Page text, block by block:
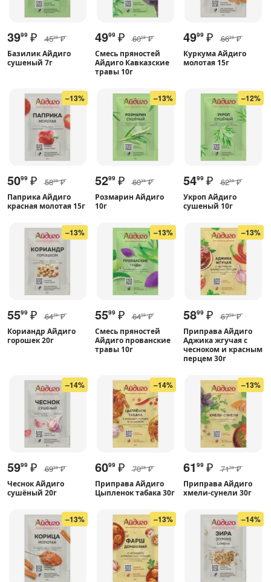
3999 ₽ 4599 ₽
Базилик Айдиго
сушеный 7г
4999 ₽ 6099 ₽
Смесь пряностей
Айдиго Кавказские
травы 10г
4999 ₽ 6699 ₽
Куркума Айдиго
молотая 15г
–13%
5099 ₽ 5899 ₽
Паприка Айдиго
красная молотая 15г
–13%
5299 ₽ 6099 ₽
Розмарин Айдиго
10г
–12%
5499 ₽ 6299 ₽
Укроп Айдиго
сушеный 10г
–13%
5599 ₽ 6499 ₽
Кориандр Айдиго
горошек 20г
–13%
5599 ₽ 6499 ₽
Смесь пряностей
Айдиго прованские
травы 10г
–13%
5899 ₽ 6799 ₽
Приправа Айдиго
Аджика жгучая с
чесноком и красным
перцем 30г
–14%
5999 ₽ 6999 ₽
Чеснок Айдиго
сушёный 20г
–14%
6099 ₽ 7099 ₽
Приправа Айдиго
Цыпленок табака 30г
–13%
61 99 ₽ 7199 ₽
Приправа Айдиго
хмели-сунели 30г
–13% –13% –14%